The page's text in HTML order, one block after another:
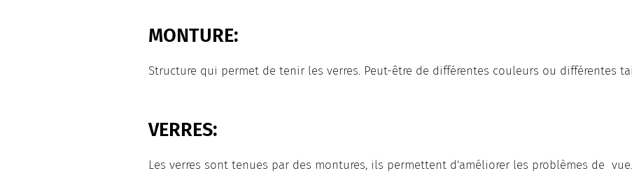
MONTURE:
Structure qui permet de tenir les verres. Peut-être de différentes couleurs ou différentes
VERRES:
Les verres sont tenues par des montures, ils permettent d'améliorer les problèmes de vue.